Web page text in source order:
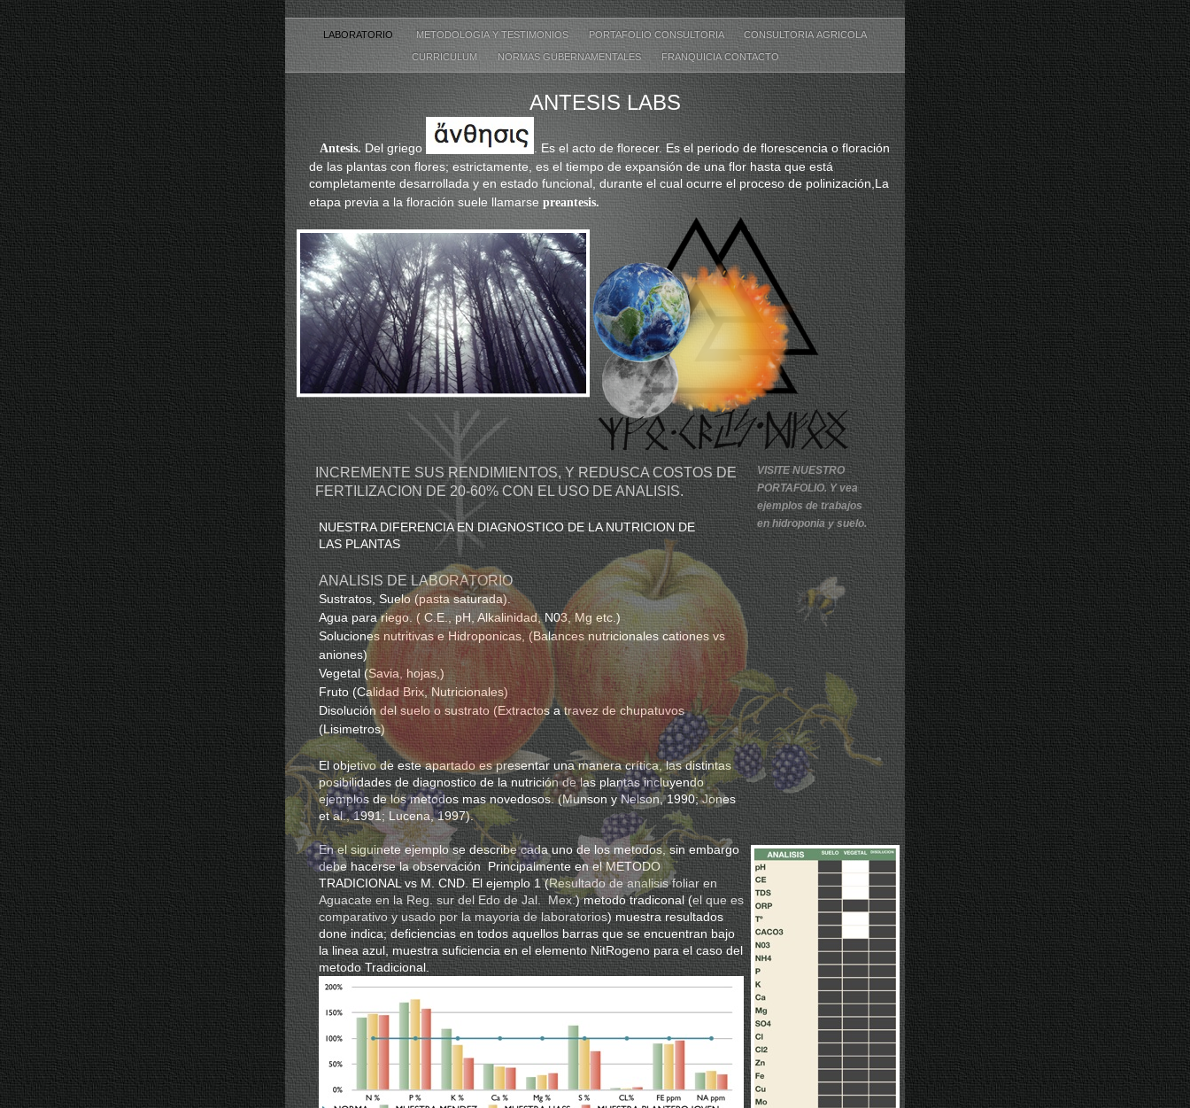
LABORATORIO METODOLOGIA Y TESTIMONIOS PORTAFOLIO CONSULTORIA CONSULTORIA AGRICOLA
CURRICULUM NORMAS GUBERNAMENTALES FRANQUICIA CONTACTO
ANTESIS LABS
Antesis. Del griego
. Es el acto de florecer. Es el periodo de florescencia o floración
de las plantas con flores; estrictamente, es el tiempo de expansión de una flor hasta que está
completamente desarrollada y en estado funcional, durante el cual ocurre el proceso de polinización,La
etapa previa a la floración suele llamarsepreantesis.
NUESTRA DIFERENCIA EN DIAGNOSTICO DE LA NUTRICION DE
LAS PLANTAS
ANALISIS DE LABORATORIO
Sustratos, Suelo (pasta saturada).
Agua para riego. ( C.E., pH, Alkalinidad, N03, Mg etc.)
Soluciones nutritivas e Hidroponicas, (Balances nutricionales cationes vs
aniones)
Vegetal (Savia, hojas,)
Fruto (Calidad Brix, Nutricionales)
Disolución del suelo o sustrato (Extractos a travez de chupatuvos
(Lisimetros)
El objetivo de este apartado es presentar una manera crítica, las distintas
posibilidades de diagnostico de la nutrición de las plantas incluyendo
ejemplos de los metodos mas novedosos. (Munson y Nelson, 1990; Jones
et al., 1991; Lucena, 1997).
En el siguinete ejemplo se describe cada uno de los metodos, sin embargo
debe hacerse la observación Principalmente en el METODO
TRADICIONAL vs M. CND. El ejemplo 1 (Resultado de analisis foliar en
Aguacate en la Reg. sur del Edo de Jal. Mex.) metodo tradiconal (el que es
comparativo y usado por la mayoria de laboratorios) muestra resultados
done indica; deficiencias en todos aquellos barras que se encuentran bajo
la linea azul, muestra suficiencia en el elemento NitRogeno para el caso del
metodo Tradicional.
INCREMENTE SUS RENDIMIENTOS, Y REDUSCA COSTOS DE
FERTILIZACION DE 20-60% CON EL USO DE ANALISIS.
VISITE NUESTRO
PORTAFOLIO. Y vea
ejemplos de trabajos
en hidroponia y suelo.